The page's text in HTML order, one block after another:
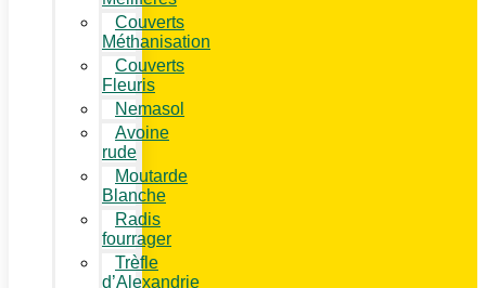
Couverts
Méthanisation
Couverts
Fleuris
Nemasol
Avoine
rude
Moutarde
Blanche
Radis
fourrager
Trèfle
d’Alexandrie